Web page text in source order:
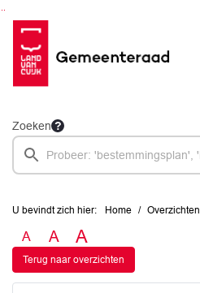
Zoeken
U bevindt zich hier: Home Overzichten
A A A
Terug naar overzichten